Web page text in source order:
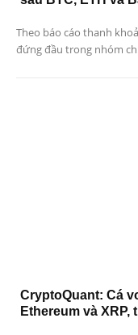
Theo báo cáo thanh
đứng đầu trong nhóm
CryptoQuant: Cá
Ethereum và